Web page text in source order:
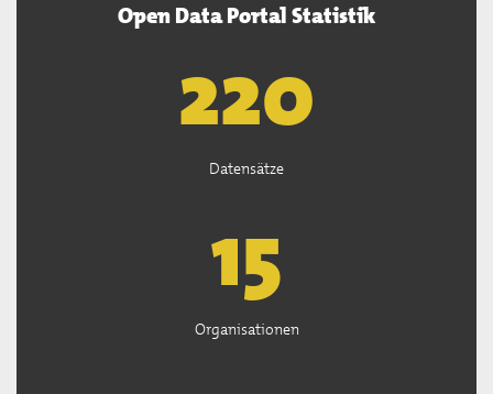
Open Data Portal Statistik
221
Datensätze
15
Organisationen